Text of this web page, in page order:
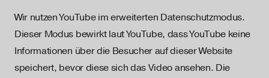
Wir nutzen YouTube im erweiterten Datenschutzmodus.
Dieser Modus bewirkt laut YouTube, dass YouTube keine
Informationen über die Besucher auf dieser Website
speichert, bevor diese sich das Video ansehen. Die